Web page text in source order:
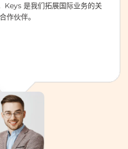
Keys 是我们拓展国际业务的关
作伙伴。